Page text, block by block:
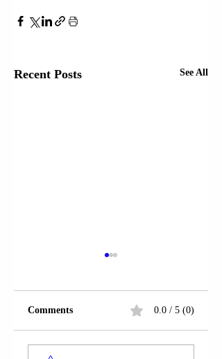
Recent Posts See All
Comments 0.0 / 5 (0)